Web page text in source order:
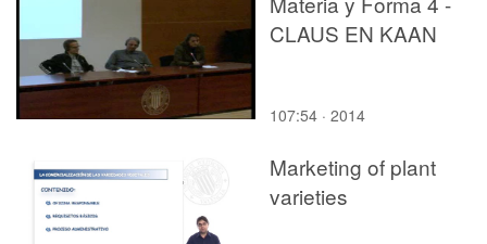
RESOLUCIÓN DE UN
CASO PRÁCTICO
MEDIANTE LA
PRIMERA LEY DE FICK
CLAUS EN KAAN
107:54 · 2014
Marketing of plant
varieties